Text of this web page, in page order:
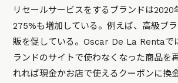
リセールサービスをするブランドは2020
275%も増加している。例えば、高級ブ
販を促している。Oscar De La Rentaで
ランドのサイトで使わなくなった商品を
れれば現金かお店で使えるクーポンに換